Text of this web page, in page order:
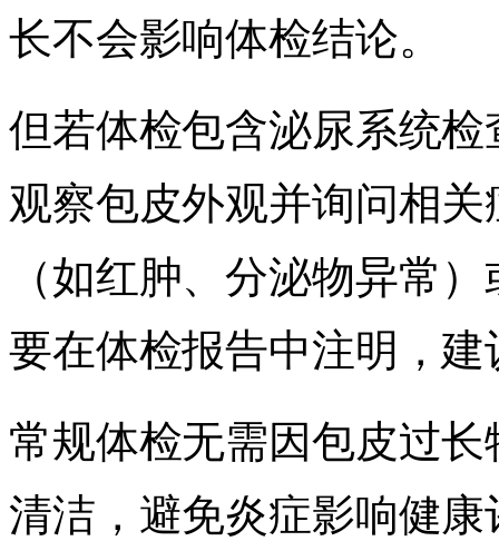
长不会影响体检结论。
但若体检包含泌尿系统
观察包皮外观并询问相
（如红肿、分泌物异常
要在体检报告中注明，
常规体检无需因包皮过
清洁，避免炎症影响健